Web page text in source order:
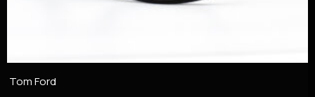
Tom Ford